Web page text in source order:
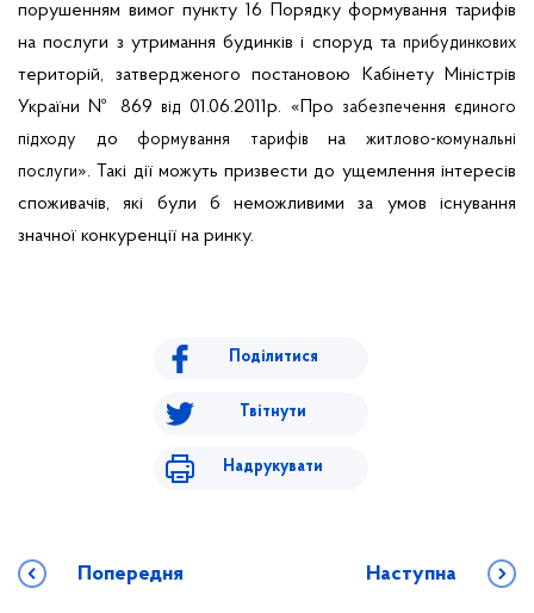
порушенням вимог пункту 16 Порядку формування тарифів
на послуги з утримання будинків і споруд та прибудинкових
територій, затвердженого постановою Кабінету Міністрів
України
№ 869 від 01.06.2011р. « Про забезпечення єдиного
підходу до формування тарифів нажитлово-комунальні
послуги». Такі дії можуть призвести до ущемлення інтересів
споживачів, які були б неможливими за умов існування
значної конкуренції на ринку.
Поділитися
Твітнути
Надрукувати
Попередня Наступна